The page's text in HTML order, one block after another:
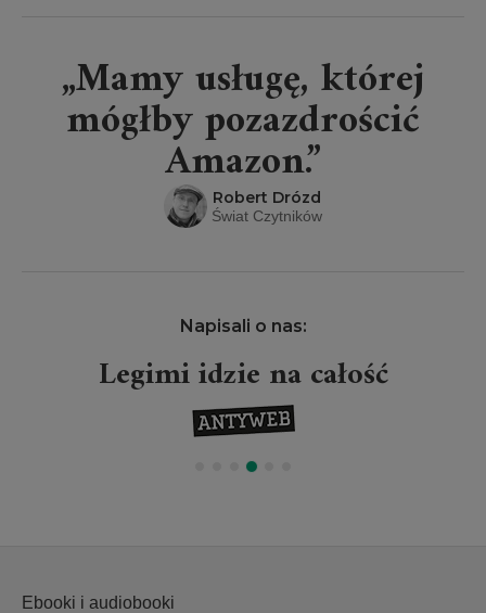
„Mamy usługę, której
mógłby pozazdrościć
Amazon.”
Robert Drózd
Świat Czytników
Napisali o nas:
Legimi idzie na całość
Ebooki i audiobooki